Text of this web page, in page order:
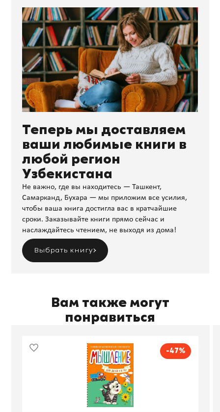
Теперь мы доставляем
ваши любимые книги в
любой регион
Узбекистана
Не важно, где вы находитесь — Ташкент,
Самарканд, Бухара — мы приложим все усилия,
чтобы ваша книга достигла вас в кратчайшие
сроки. Заказывайте книги прямо сейчас и
наслаждайтесь чтением, не выходя из дома!
Выбрать книгу
Вам также могут
понравиться
-47%